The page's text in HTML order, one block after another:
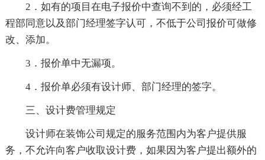
2．如有的项目在电子报价中查询不到的，必须经工
程部同意以及部门经理签字认可，不低于公司报价可做修
改、添加。
3．报价单中无漏项。
4．报价单必须有设计师、部门经理的签字。
三、设计费管理规定
设计师在装饰公司规定的服务范围内为客户提供服
务，不允许向客户收取设计费，如果因为客户提出额外的